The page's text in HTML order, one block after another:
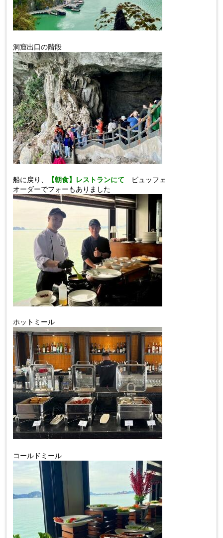
洞窟出口の階段
船に戻り、 【朝食】レストランにて
ビュッフェ
オーダーでフォーもありました
ホットミール
コールドミール